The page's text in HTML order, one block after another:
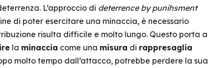
L’approccio di deterrence by punihsment
di poter esercitare una minaccia, è necessario
risulta difficile e molto lungo. Questo porta a
la minaccia come una misura di rappresaglia
molto tempo dall’attacco, potrebbe perdere la sua